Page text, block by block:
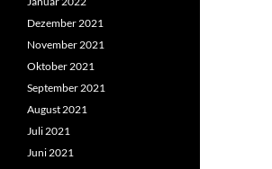
Dezember 2021
November 2021
Oktober 2021
September 2021
August 2021
Juli 2021
Juni 2021